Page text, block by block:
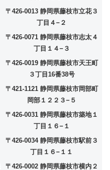
〒426-0013 静岡県藤枝市立花３
丁目４−２
〒426-0071 静岡県藤枝市志太４
丁目１４−３
〒426-0019 静岡県藤枝市天王町
３丁目16番38号
〒421-1121 静岡県藤枝市岡部町
岡部１２２３−５
〒426-0031 静岡県藤枝市築地１
丁目１６−１
〒426-0034 静岡県藤枝市駅前３
丁目１６−１１
〒426-0002 静岡県藤枝市横内２